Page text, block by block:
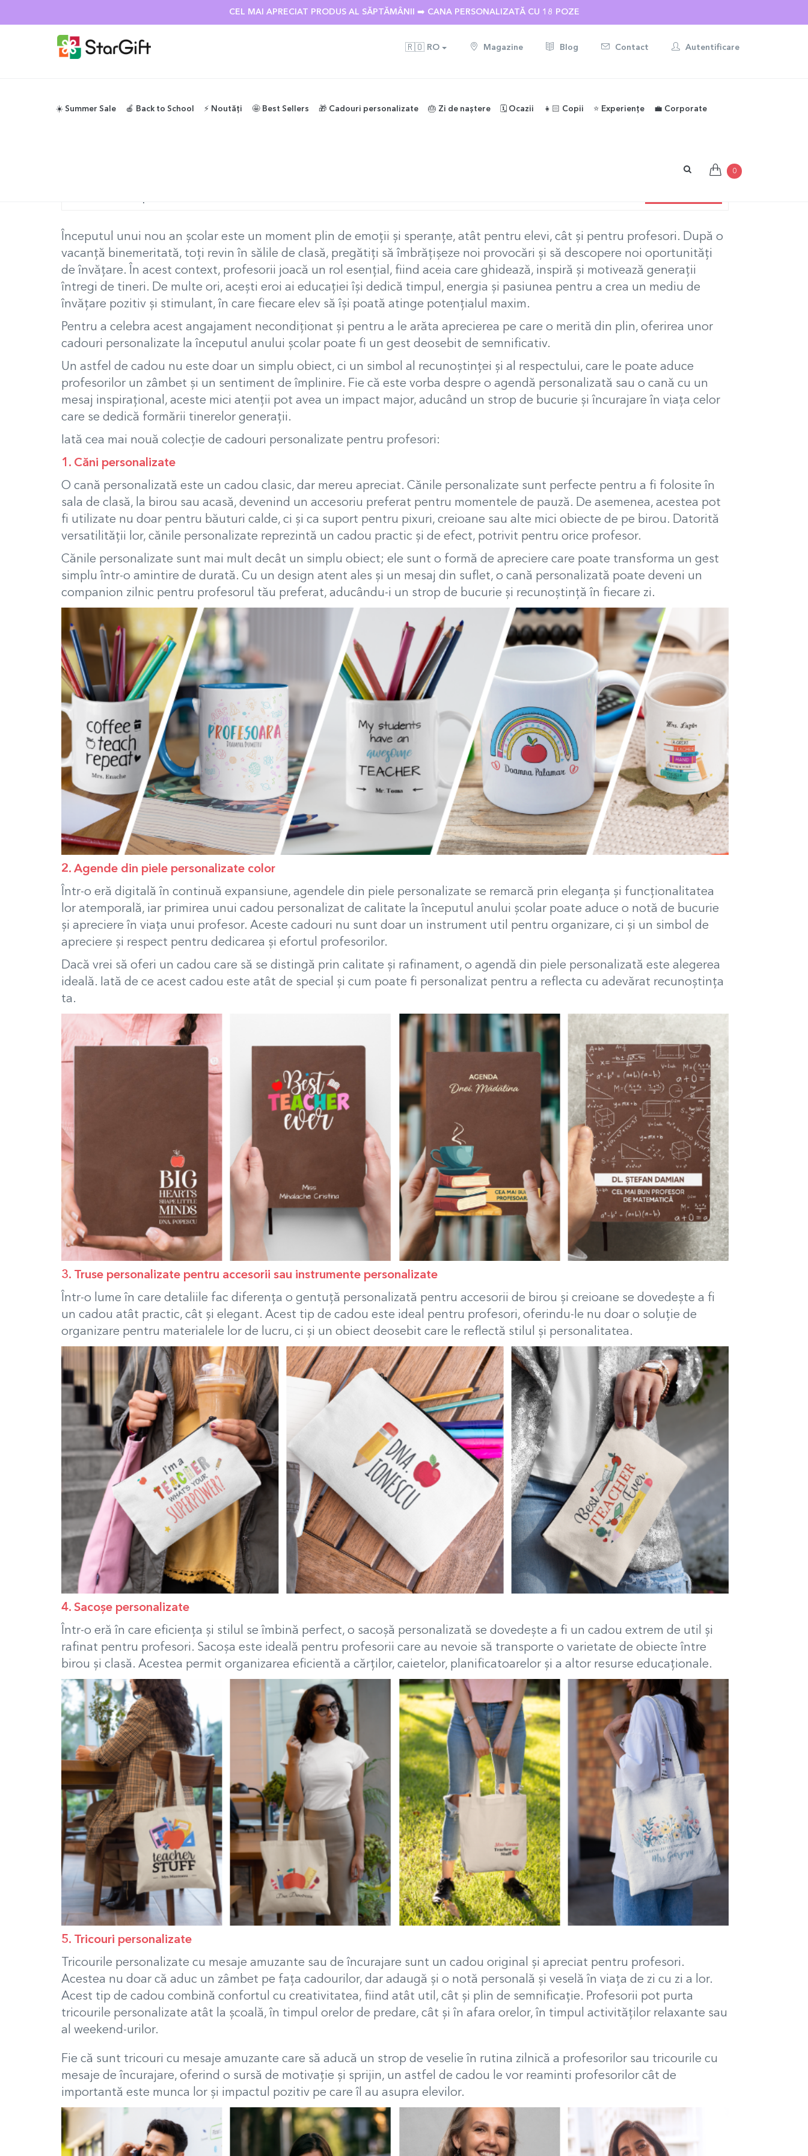
SUMMER SALE 🌴 PÂNĂ LA -40% REDUCERE LA PESTE 100 DE CADOURI PERSONALIZATE ☀️
🇷🇴 RO Magazine Blog Contact Autentificare
☀️ Summer Sale 🍎 Back to School ⚡️ Noutăți 🤩 Best Sellers 🎁 Cadouri personalizate 🎂 Zi de naștere 🗓️ Ocazii 👧🏻 Copii ⭐️ Experiențe 💼 Corporate
0
Începutul unui nou an școlar este un moment plin de emoții și speranțe, atât pentru elevi, cât și pentru profesori. După o
vacanță binemeritată, toți revin în sălile de clasă, pregătiți să îmbrățișeze noi provocări și să descopere noi oportunități
de învățare. În acest context, profesorii joacă un rol esențial, fiind aceia care ghidează, inspiră și motivează generații
întregi de tineri. De multe ori, acești eroi ai educației își dedică timpul, energia și pasiunea pentru a crea un mediu de
învățare pozitiv și stimulant, în care fiecare elev să își poată atinge potențialul maxim.
Pentru a celebra acest angajament necondiționat și pentru a le arăta aprecierea pe care o merită din plin, oferirea unor
cadouri personalizate la începutul anului școlar poate fi un gest deosebit de semnificativ.
Un astfel de cadou nu este doar un simplu obiect, ci un simbol al recunoștinței și al respectului, care le poate aduce
profesorilor un zâmbet și un sentiment de împlinire. Fie că este vorba despre o agendă personalizată sau o cană cu un
mesaj inspirațional, aceste mici atenții pot avea un impact major, aducând un strop de bucurie și încurajare în viața celor
care se dedică formării tinerelor generații.
Iată cea mai nouă colecție de cadouri personalizate pentru profesori:
1. Căni personalizate
O cană personalizată este un cadou clasic, dar mereu apreciat. Cănile personalizate sunt perfecte pentru a fi folosite în
sala de clasă, la birou sau acasă, devenind un accesoriu preferat pentru momentele de pauză. De asemenea, acestea pot
fi utilizate nu doar pentru băuturi calde, ci și ca suport pentru pixuri, creioane sau alte mici obiecte de pe birou. Datorită
versatilității lor, cănile personalizate reprezintă un cadou practic și de efect, potrivit pentru orice profesor.
Cănile personalizate sunt mai mult decât un simplu obiect; ele sunt o formă de apreciere care poate transforma un gest
simplu într-o amintire de durată. Cu un design atent ales și un mesaj din suflet, o cană personalizată poate deveni un
companion zilnic pentru profesorul tău preferat, aducându-i un strop de bucurie și recunoștință în fiecare zi.
2. Agende din piele personalizate color
Într-o eră digitală în continuă expansiune, agendele din piele personalizate se remarcă prin eleganța și funcționalitatea
lor atemporală, iar primirea unui cadou personalizat de calitate la începutul anului școlar poate aduce o notă de bucurie
și apreciere în viața unui profesor. Aceste cadouri nu sunt doar un instrument util pentru organizare, ci și un simbol de
apreciere și respect pentru dedicarea și efortul profesorilor.
Dacă vrei să oferi un cadou care să se distingă prin calitate și rafinament, o agendă din piele personalizată este alegerea
ideală. Iată de ce acest cadou este atât de special și cum poate fi personalizat pentru a reflecta cu adevărat recunoștința
ta.
3. Truse personalizate pentru accesorii sau instrumente personalizate
Într-o lume în care detaliile fac diferența o gentuță personalizată pentru accesorii de birou și creioane se dovedește a fi
un cadou atât practic, cât și elegant. Acest tip de cadou este ideal pentru profesori, oferindu-le nu doar o soluție de
organizare pentru materialele lor de lucru, ci și un obiect deosebit care le reflectă stilul și personalitatea.
4. Sacoșe personalizate
Într-o eră în care eficiența și stilul se îmbină perfect, o sacoșă personalizată se dovedește a fi un cadou extrem de util și
rafinat pentru profesori. Sacoșa este ideală pentru profesorii care au nevoie să transporte o varietate de obiecte între
birou și clasă. Acestea permit organizarea eficientă a cărților, caietelor, planificatoarelor și a altor resurse educaționale.
5. Tricouri personalizate
Tricourile personalizate cu mesaje amuzante sau de încurajare sunt un cadou original și apreciat pentru profesori.
Acestea nu doar că aduc un zâmbet pe fața cadourilor, dar adaugă și o notă personală și veselă în viața de zi cu zi a lor.
Acest tip de cadou combină confortul cu creativitatea, fiind atât util, cât și plin de semnificație. Profesorii pot purta
tricourile personalizate atât la școală, în timpul orelor de predare, cât și în afara orelor, în timpul activităților relaxante sau
al weekend-urilor.
Fie că sunt tricouri cu mesaje amuzante care să aducă un strop de veselie în rutina zilnică a profesorilor sau tricourile cu
mesaje de încurajare, oferind o sursă de motivație și sprijin, un astfel de cadou le vor reaminti profesorilor cât de
importantă este munca lor și impactul pozitiv pe care îl au asupra elevilor.